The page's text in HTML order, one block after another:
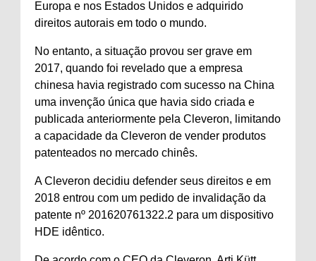
Europa e nos Estados Unidos e adquirido
direitos autorais em todo o mundo.
No entanto, a situação provou ser grave em
2017, quando foi revelado que a empresa
chinesa havia registrado com sucesso na China
uma invenção única que havia sido criada e
publicada anteriormente pela Cleveron, limitando
a capacidade da Cleveron de vender produtos
patenteados no mercado chinês.
A Cleveron decidiu defender seus direitos e em
2018 entrou com um pedido de invalidação da
patente nº 201620761322.2 para um dispositivo
HDE idêntico.